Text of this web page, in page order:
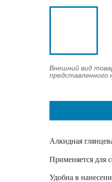
Внешний вид
Алкидная
Применяется для
Удобна в